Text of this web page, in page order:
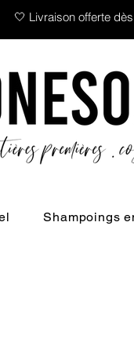
🤍 Livraison offerte
Shampoings